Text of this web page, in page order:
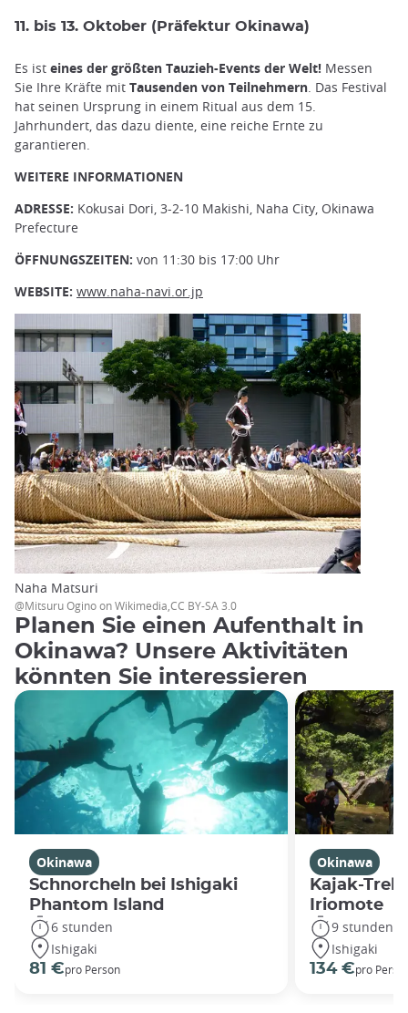
11. bis 13. Oktober (Präfektur Okinawa)
Es ist eines der größten Tauzieh-Events der Welt! Messen
Sie Ihre Kräfte mit Tausenden von Teilnehmern . Das Festival
hat seinen Ursprung in einem Ritual aus dem 15.
Jahrhundert, das dazu diente, eine reiche Ernte zu
garantieren.
WEITERE INFORMATIONEN
ADRESSE: Kokusai Dori, 3-2-10 Makishi, Naha City, Okinawa
Prefecture
ÖFFNUNGSZEITEN: von 11:30 bis 17:00 Uhr
WEBSITE: www.naha-navi.or.jp
Naha Matsuri
@Mitsuru Ogino on Wikimedia,CC BY-SA 3.0
Planen Sie einen Aufenthalt in
Okinawa? Unsere Aktivitäten
könnten Sie interessieren
Okinawa
Schnorcheln bei Ishigaki
Phantom Island
6 stunden
Ishigaki
81 €pro Person
Okinawa
Kajak-
Iriomote
9 stunden
Ishigaki
134 €pro